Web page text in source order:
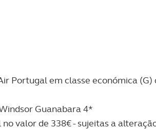
Portugal em classe económica
Guanabara 4*
valor de 338€ - sujeitas a